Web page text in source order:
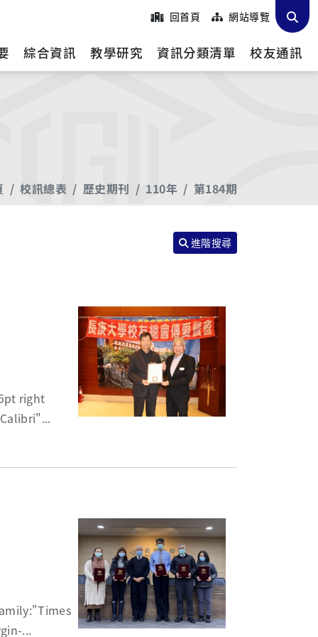
回首頁 網站導覽
綜合資訊 教學研究 資訊分類清單 校友通訊
校訊總表 歷史期刊 110年 第184期
進階搜尋
font-family:"Calibri"...
0cm; margin-right: 0cm; margin-...